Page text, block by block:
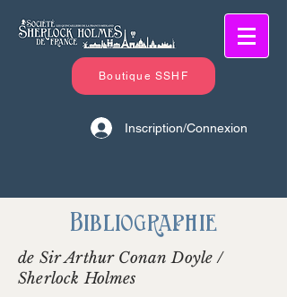
Boutique SSHF
Inscription/Connexion
Bibliographie
de Sir Arthur Conan Doyle /
Sherlock Holmes